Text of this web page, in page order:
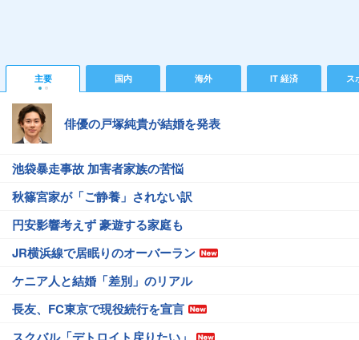
主要 国内 海外 IT 経済 ス
俳優の戸塚純貴が結婚を発表
池袋暴走事故 加害者家族の苦悩
秋篠宮家が「ご静養」されない訳
円安影響考えず 豪遊する家庭も
JR横浜線で居眠りのオーバーラン
ケニア人と結婚「差別」のリアル
長友、FC東京で現役続行を宣言